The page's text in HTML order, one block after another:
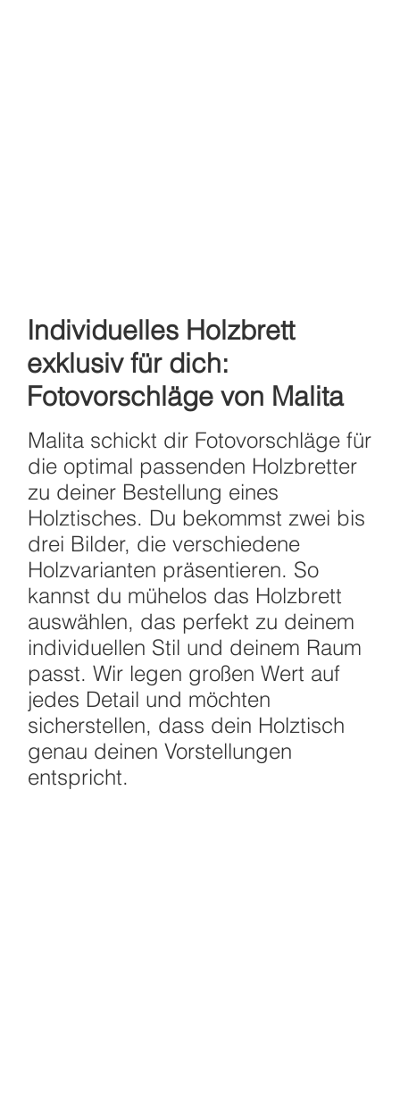
Individuelles Holzbrett
exklusiv für dich:
Fotovorschläge von Malita
Malita schickt dir Fotovorschläge für
die optimal passenden Holzbretter
zu deiner Bestellung eines
Holztisches. Du bekommst zwei bis
drei Bilder, die verschiedene
Holzvarianten präsentieren. So
kannst du mühelos das Holzbrett
auswählen, das perfekt zu deinem
individuellen Stil und deinem Raum
passt. Wir legen großen Wert auf
jedes Detail und möchten
sicherstellen, dass dein Holztisch
genau deinen Vorstellungen
entspricht.